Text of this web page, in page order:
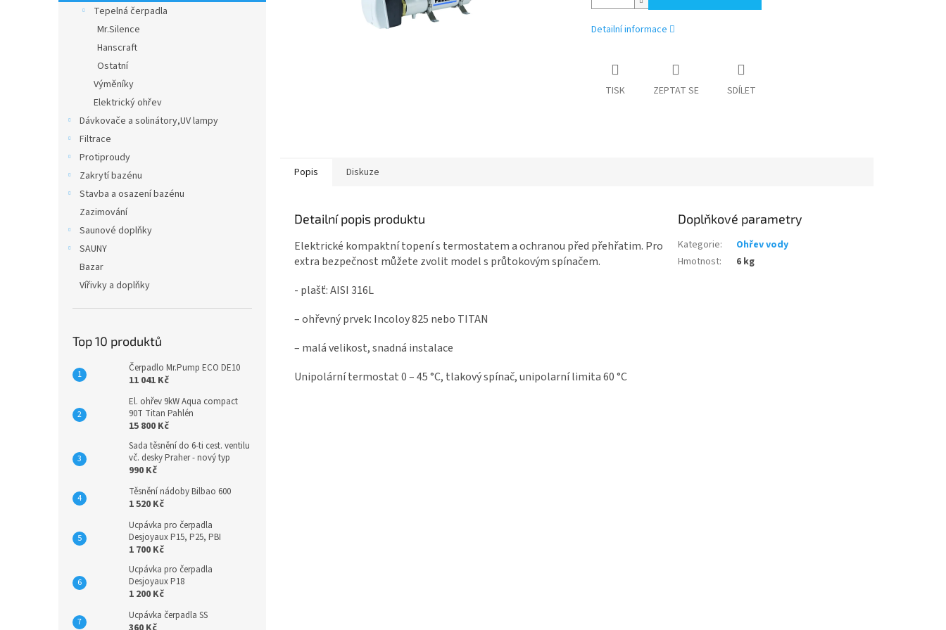
n
Tepelná čerpadla
Mr.Silence
Hanscraft
Ostatní
Výměníky
Elektrický ohřev
Dávkovače a solinátory,UV lampy
Filtrace
Protiproudy
Zakrytí bazénu
Stavba a osazení bazénu
Zazimování
Saunové doplňky
SAUNY
Bazar
Vířivky a doplňky
Top 10 produktů
Čerpadlo Mr.Pump ECO DE10
11 041 Kč
El. ohřev 9kW Aqua compact
90T Titan Pahlén
15 800 Kč
Sada těsnění do 6-ti cest. ventilu
vč. desky Praher - nový typ
990 Kč
Těsnění nádoby Bilbao 600
1 520 Kč
Ucpávka pro čerpadla
Desjoyaux P15, P25, PBI
1 700 Kč
Ucpávka pro čerpadla
Desjoyaux P18
1 200 Kč
Ucpávka čerpadla SS
Detailní informace
TISK ZEPTAT SE SDÍLET
Popis Diskuze
Detailní popis produktu
Elektrické kompaktní topení s termostatem a ochranou před přehřatim. Pro
extra bezpečnost můžete zvolit model s průtokovým spínačem.
- plašť: AISI 316L
– ohřevný prvek: Incoloy 825 nebo TITAN
– malá velikost, snadná instalace
Unipolární termostat 0 – 45 °C, tlakový spínač, unipolarní limita 60 °C
Doplňkové parametry
Kategorie:
Ohřev vody
Hmotnost: 6 kg